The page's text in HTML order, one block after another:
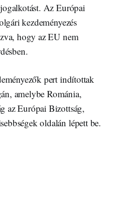
Az Európai
kezdeményezés
hogy az EU nem
pert indítottak
amelybe Románia,
az Európai Bizottság,
oldalán lépett be.